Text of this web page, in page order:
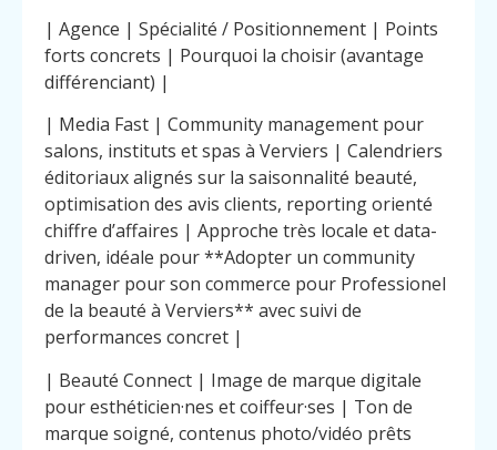
| Agence | Spécialité / Positionnement | Points
forts concrets | Pourquoi la choisir (avantage
différenciant) |
| Media Fast | Community management pour
salons, instituts et spas à Verviers | Calendriers
éditoriaux alignés sur la saisonnalité beauté,
optimisation des avis clients, reporting orienté
chiffre d’affaires | Approche très locale et data-
driven, idéale pour **Adopter un community
manager pour son commerce pour Professionel
de la beauté à Verviers** avec suivi de
performances concret |
| Beauté Connect | Image de marque digitale
pour esthéticien·nes et coiffeur·ses | Ton de
marque soigné, contenus photo/vidéo prêts